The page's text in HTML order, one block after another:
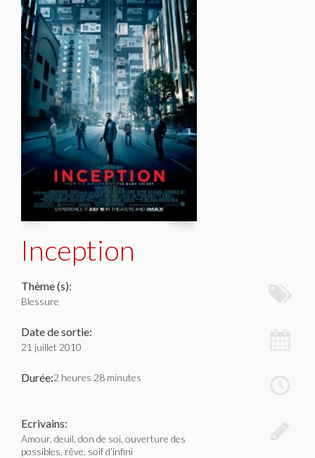
Inception
Thème (s):
Blessure
Date de sortie:
21 juillet 2010
Durée:2 heures 28 minutes
Ecrivains:
Amour, deuil, don de soi, ouverture des
possibles, rêve, soif d’infini